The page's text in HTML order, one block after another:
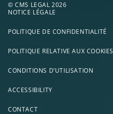
© CMS LEGAL 2026
NOTICE LÉGALE
POLITIQUE DE CONFIDENTIALITÉ
POLITIQUE RELATIVE AUX COOKIES
CONDITIONS D’UTILISATION
ACCESSIBILITY
CONTACT